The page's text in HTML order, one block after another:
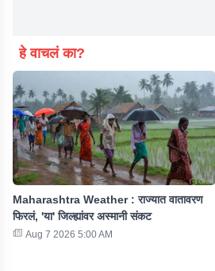
हे वाचलं का?
Maharashtra Weather : राज्यात वातावरण
फिरलं, 'या' जिल्ह्यांवर अस्मानी संकट
Aug 7 2026 5:00 AM